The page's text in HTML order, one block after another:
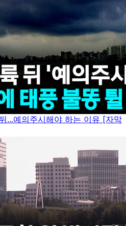
...예의주시해야 하는 이유 [자막